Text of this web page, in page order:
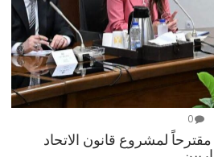
0
لمشروع قانون الاتحاد